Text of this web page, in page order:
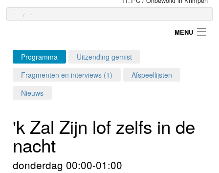
- -
MENU
Login
Home
Foto's
Programma
Uitzending gemist
Fragmenten en interviews (1)
Afspeellijsten
Nieuws
'k Zal Zijn lof zelfs in de
nacht
donderdag 00:00-01:00